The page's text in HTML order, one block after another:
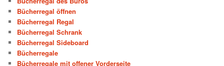
Bücherregal öffnen
Bücherregal Regal
Bücherregal Schrank
Bücherregal Sideboard
Bücherregale
Bücherregale mit offener Vorderseite